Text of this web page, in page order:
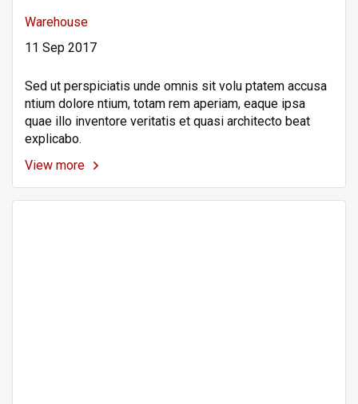
Warehouse
11 Sep 2017
Sed ut perspiciatis unde omnis sit volu ptatem accusa
ntium dolore ntium, totam rem aperiam, eaque ipsa
quae illo inventore veritatis et quasi architecto beat
explicabo.
View more